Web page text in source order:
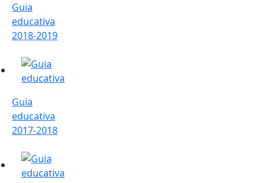
Guia
educativa
2018-2019
Guia educativa 2017-2018
Guia
educativa
2017-2018
Guia educativa 2016-2017